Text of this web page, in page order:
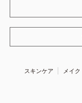
スキンケア メイク